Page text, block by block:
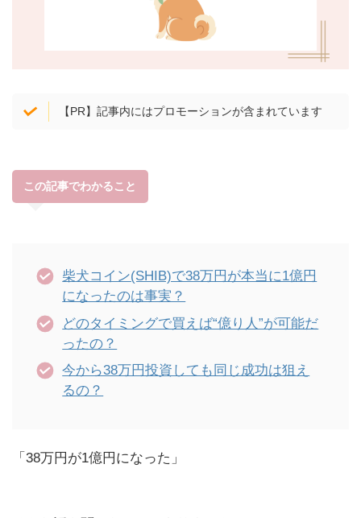
【PR】記事内にはプロモーションが含まれています
この記事でわかること
柴犬コイン(SHIB)で38万円が本当に1億円
になったのは事実？
どのタイミングで買えば“億り人”が可能だ
ったの？
今から38万円投資しても同じ成功は狙え
るの？
「38万円が1億円になった」